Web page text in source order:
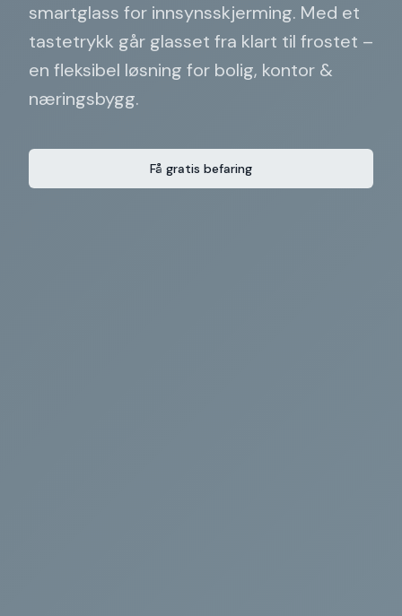
smartglass for innsynsskjerming. Med et
tastetrykk går glasset fra klart til frostet –
en fleksibel løsning for bolig, kontor &
næringsbygg.
Få gratis befaring